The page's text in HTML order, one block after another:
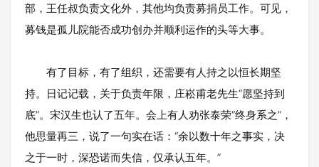
部，王任叔负责文化外，其他均负责募捐员工作。可见，
募钱是孤儿院能否成功创办并顺利运作的头等大事。
有了目标，有了组织，还需要有人持之以恒长期坚
持。日记记载，关于负责年限，庄崧甫老先生“愿坚持到
底”。宋汉生也认了五年。会上有人劝张泰荣“终身系之”，
他思量再三，说了一句实在话：“余以数十年之事实，决
之于一时，深恐诺而失信，仅承认五年。”